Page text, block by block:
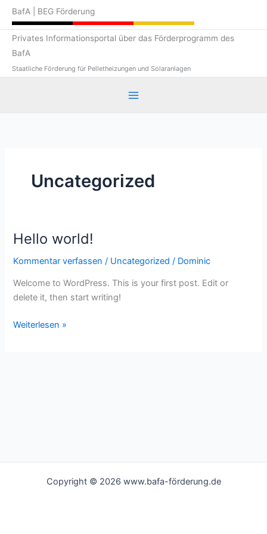
Zum
Inhalt
springen
BafA | BEG Förderung
Privates Informationsportal über das Förderprogramm des
BafA
Staatliche Förderung für Pelletheizungen und Solaranlagen
Uncategorized
Hello world!
Kommentar verfassen / Uncategorized / Dominic
Welcome to WordPress. This is your first post. Edit or
delete it, then start writing!
Hello
Weiterlesen »
Copyright © 2026 www.bafa-förderung.de